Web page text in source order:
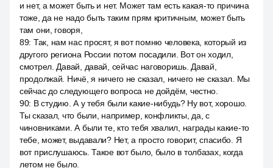
и нет, а может быть и нет. Может там есть какая-то причина
тоже, да не надо быть таким прям критичным, может быть
там они, говоря,
89: Так, нам нас просят, я вот помню человека, который из
другого региона России потом посадили. Вот он ходил,
смотрел. Давай, давай, сейчас наговоришь. Давай,
продолжай. Ничё, я ничего не сказал, ничего не сказал. Мы
сейчас до следующего вопроса не дойдём, честно.
90: В студию. А у тебя были какие-нибудь? Ну вот, хорошо.
Ты сказал, что были, например, конфликты, да, с
чиновниками. А были те, кто тебя хвалил, награды какие-то
тебе, может, выдавали? Нет, а просто говорит, спасибо. Я
вот прислушаюсь. Такое вот было, было в толбазах, когда
летом не было.